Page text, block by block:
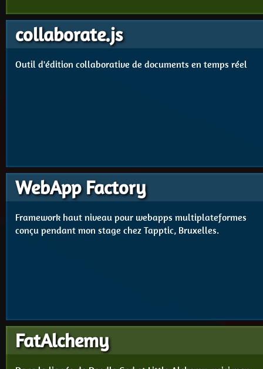
collaborate.js
Outil d'édition collaborative de documents en temps réel
WebApp Factory
Framework haut niveau pour webapps multiplateformes
conçu pendant mon stage chez Tapptic, Bruxelles.
FatAlchemy